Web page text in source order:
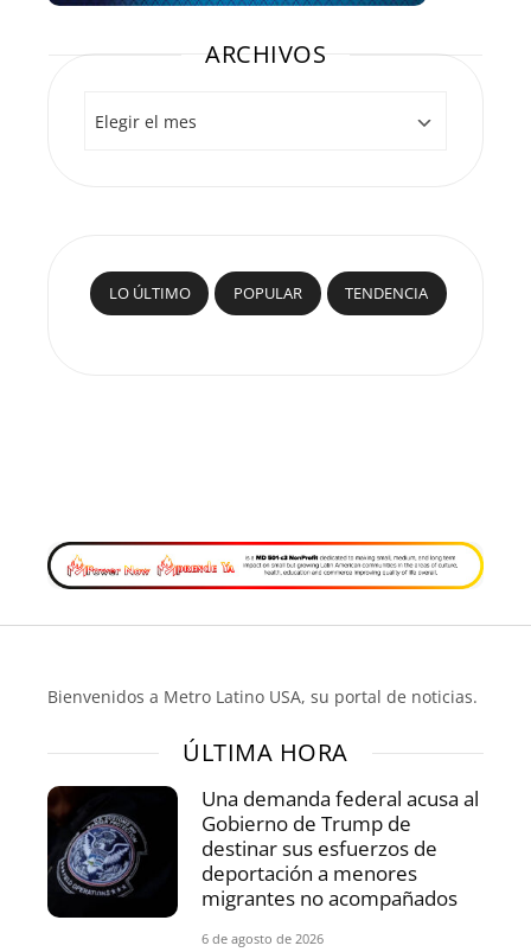
ARCHIVOS
LO ÚLTIMO POPULAR TENDENCIA
Bienvenidos a Metro Latino USA, su portal de noticias.
ÚLTIMA HORA
Una demanda federal acusa al
Gobierno de Trump de
destinar sus esfuerzos de
deportación a menores
migrantes no acompañados
6 de agosto de 2026